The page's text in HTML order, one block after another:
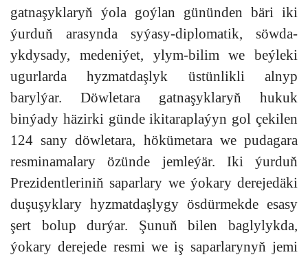
gatnaşyklaryň ýola goýlan gününden bäri iki
ýurduň arasynda syýasy-diplomatik, söwda-
ykdysady, medeniýet, ylym-bilim we beýleki
ugurlarda hyzmatdaşlyk üstünlikli alnyp
barylýar. Döwletara gatnaşyklaryň hukuk
binýady häzirki günde ikitaraplaýyn gol çekilen
124 sany döwletara, hökümetara we pudagara
resminamalary özünde jemleýär. Iki ýurduň
Prezidentleriniň saparlary we ýokary derejedäki
duşuşyklary hyzmatdaşlygy ösdürmekde esasy
şert bolup durýar. Şunuň bilen baglylykda,
ýokary derejede resmi we iş saparlarynyň jemi